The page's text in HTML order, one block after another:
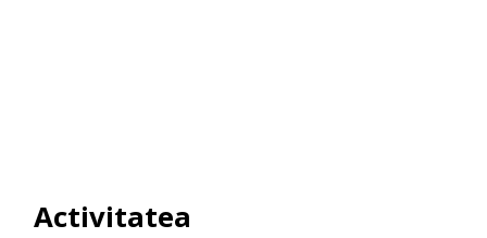
Activitatea